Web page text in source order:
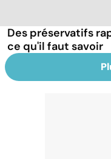
Des préservatifs
ce qu'il faut savoir